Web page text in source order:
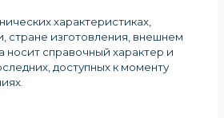
характеристиках,
стране изготовления, внешнем
носит справочный характер и
доступных к моменту
.